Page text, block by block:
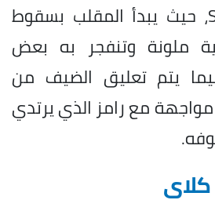
لعبة Squid Game، حيث يبدأ المقلب بسقوط
ملونة وتنفجر به بعض
فيما يتم تعليق الضيف من
مع رامز الذي يرتدي